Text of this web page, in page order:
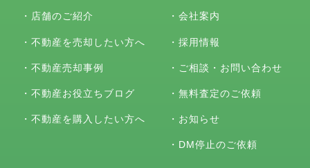
・ 店舗のご紹介
・不動産を売却したい方へ
・不動産売却事例
・不動産お役立ちブログ
・不動産を購入したい方へ
・会社案内
・採用情報
・ ご相談・お問い合わせ
・無料査定のご依頼
・ お知らせ
・ DM停止のご依頼